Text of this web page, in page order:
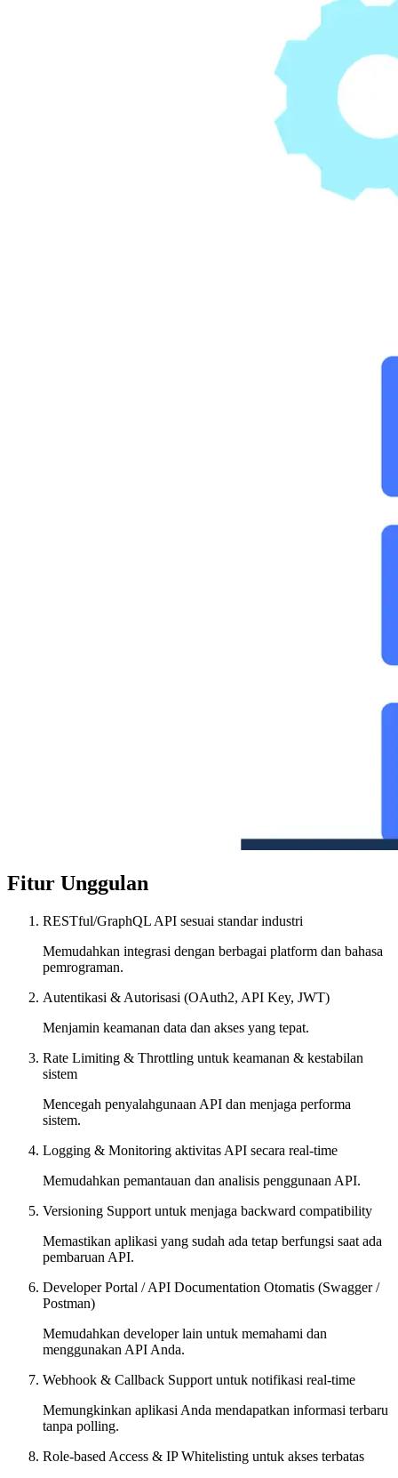
Fitur Unggulan
RESTful/GraphQL API sesuai standar industri
Memudahkan integrasi dengan berbagai platform dan bahasa
pemrograman.
Autentikasi & Autorisasi (OAuth2, API Key, JWT)
Menjamin keamanan data dan akses yang tepat.
Rate Limiting & Throttling untuk keamanan & kestabilan
sistem
Mencegah penyalahgunaan API dan menjaga performa
sistem.
Logging & Monitoring aktivitas API secara real-time
Memudahkan pemantauan dan analisis penggunaan API.
Versioning Support untuk menjaga backward compatibility
Memastikan aplikasi yang sudah ada tetap berfungsi saat ada
pembaruan API.
Developer Portal / API Documentation Otomatis (Swagger /
Postman)
Memudahkan developer lain untuk memahami dan
menggunakan API Anda.
Webhook & Callback Support untuk notifikasi real-time
Memungkinkan aplikasi Anda mendapatkan informasi terbaru
tanpa polling.
Role-based Access & IP Whitelisting untuk akses terbatas